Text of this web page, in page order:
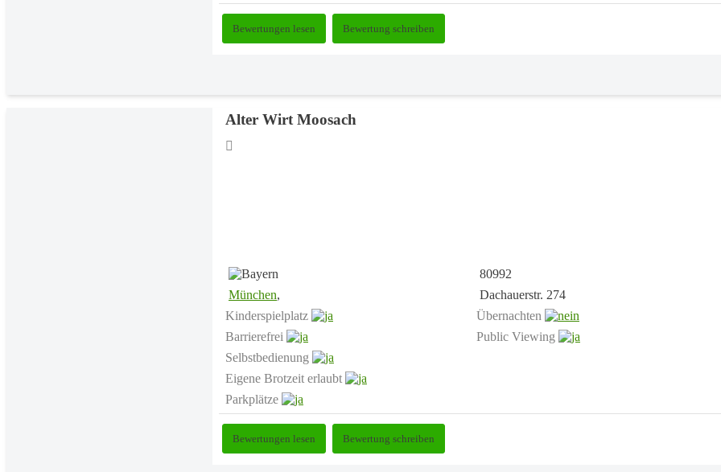
Bewertungen lesen Bewertung schreiben
Alter Wirt Moosach
80992
München,
Dachauerstr. 274
Kinderspielplatz
Übernachten
Barrierefrei
Public Viewing
Selbstbedienung
Eigene Brotzeit erlaubt
Parkplätze
Bewertungen lesen Bewertung schreiben